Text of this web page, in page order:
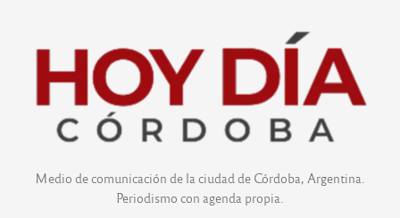
Medio de comunicación de la ciudad de Córdoba, Argentina.
Periodismo con agenda propia.